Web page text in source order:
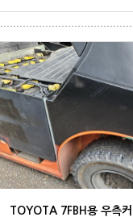
TOYOTA 7FBH용 우측